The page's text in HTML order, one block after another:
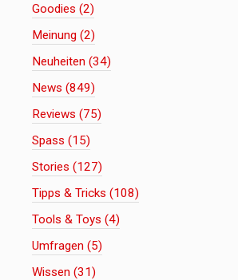
Goodies (2)
Meinung (2)
Neuheiten (34)
News (849)
Reviews (75)
Spass (15)
Stories (127)
Tipps & Tricks (108)
Tools & Toys (4)
Umfragen (5)
Wissen (31)